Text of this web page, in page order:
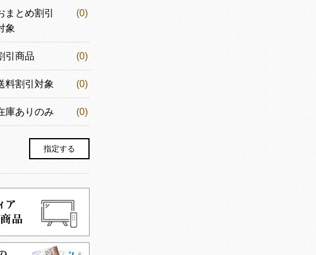
まとめ割引
象
(0)
引商品 (0)
料割引対象 (0)
庫ありのみ (0)